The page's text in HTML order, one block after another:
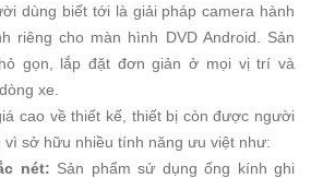
dùng biết tới là giải pháp camera hành
riêng cho màn hình DVD Android. Sản
gọn, lắp đặt đơn giản ở mọi vị trí và
xe.
cao về thiết kế, thiết bị còn được người
sở hữu nhiều tính năng ưu việt như:
nét: Sản phẩm sử dụng ống kính ghi